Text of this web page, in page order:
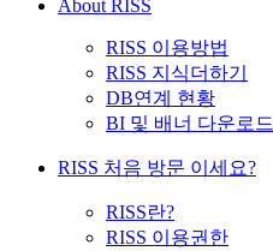
About RISS
RISS 이용방법
RISS 지식더하기
DB연계 현황
BI 및 배너 다운로드
RISS 처음 방문 이세요?
RISS란?
RISS 이용권한